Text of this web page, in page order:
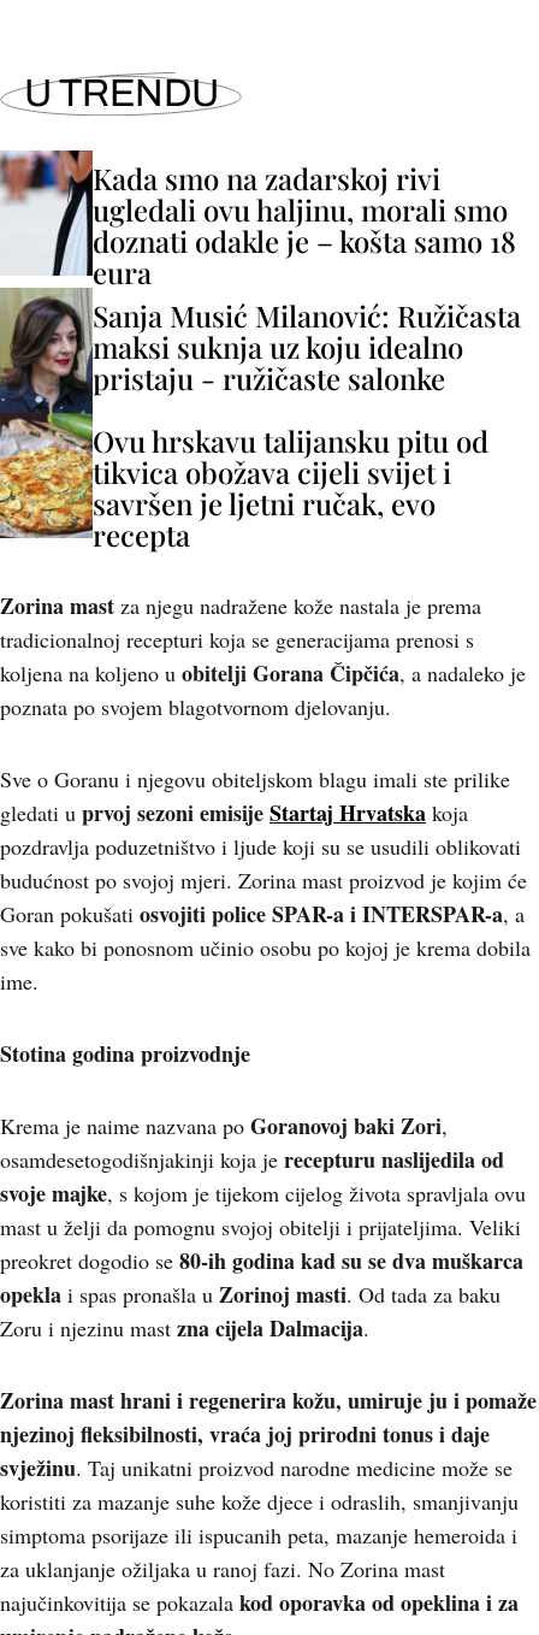
U TRENDU
Kada smo na zadarskoj rivi
ugledali ovu haljinu, morali smo
doznati odakle je – košta samo 18
eura
Sanja Musić Milanović: Ružičasta
maksi suknja uz koju idealno
pristaju - ružičaste salonke
Ovu hrskavu talijansku pitu od
tikvica obožava cijeli svijet i
savršen je ljetni ručak, evo
recepta
Zorina mast za njegu nadražene kože nastala je prema
tradicionalnoj recepturi koja se generacijama prenosi s
koljena na koljeno u obitelji Gorana Čipčića, a nadaleko je
poznata po svojem blagotvornom djelovanju.
Sve o Goranu i njegovu obiteljskom blagu imali ste prilike
gledati u prvoj sezoni emisijeStartaj Hrvatska koja
pozdravlja poduzetništvo i ljude koji su se usudili oblikovati
budućnost po svojoj mjeri. Zorina mast proizvod je kojim će
Goran pokušati osvojiti police SPAR-a i INTERSPAR-a, a
sve kako bi ponosnom učinio osobu po kojoj je krema dobila
ime.
Stotina godina proizvodnje
Krema je naime nazvana po Goranovoj baki Zori,
osamdesetogodišnjakinji koja je recepturu naslijedila od
svoje majke, s kojom je tijekom cijelog života spravljala ovu
mast u želji da pomognu svojoj obitelji i prijateljima. Veliki
preokret dogodio se 80-ih godina kad su se dva muškarca
opekla i spas pronašla u Zorinoj masti. Od tada za baku
Zoru i njezinu mast zna cijela Dalmacija.
Zorina mast hrani i regenerira kožu, umiruje ju i pomaže
njezinoj fleksibilnosti, vraća joj prirodni tonus i daje
svježinu. Taj unikatni proizvod narodne medicine može se
koristiti za mazanje suhe kože djece i odraslih, smanjivanju
simptoma psorijaze ili ispucanih peta, mazanje hemeroida i
za uklanjanje ožiljaka u ranoj fazi. No Zorina mast
najučinkovitija se pokazala kod oporavka od opeklina i za